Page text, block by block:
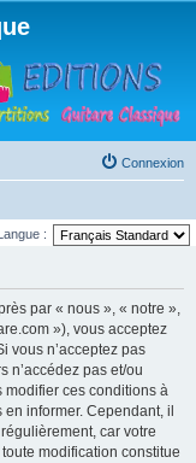
Connexion
:
par « nous », « notre »,
»), vous acceptez
vous n’acceptez pas
n’accédez pas et/ou
modifier ces conditions à
informer. Cependant, il
car votre
modification constitue